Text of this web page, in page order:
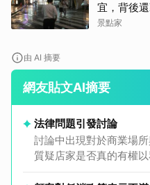
宜，背後
景點家
由 AI 摘要
網友貼文AI摘要
法律問題引發討論
討論中出現對於商業場
質疑店家是否真的有權以